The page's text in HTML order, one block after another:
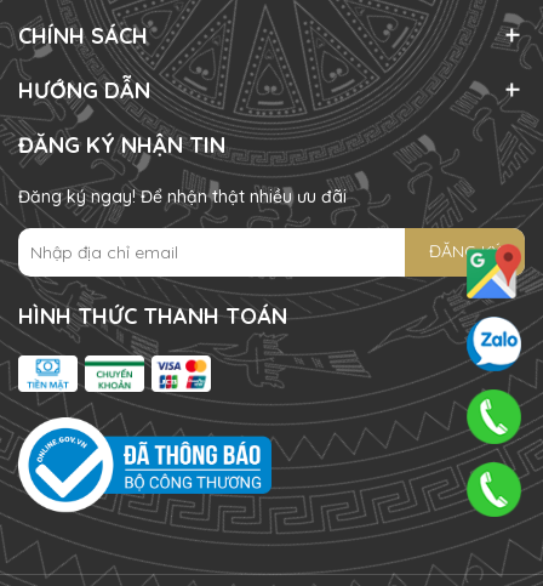
CHÍNH SÁCH
HƯỚNG DẪN
ĐĂNG KÝ NHẬN TIN
Đăng ký ngay! Để nhận thật nhiều ưu đãi
ĐĂNG KÝ
HÌNH THỨC THANH TOÁN